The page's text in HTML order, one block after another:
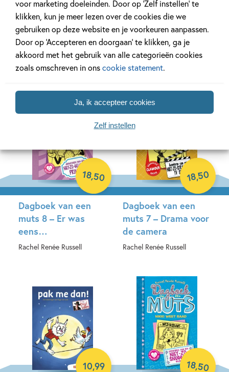
voor marketing doeleinden. Door op ‘Zelf instellen’ te
klikken, kun je meer lezen over de cookies die we
gebruiken op deze website en je voorkeuren aanpassen.
Door op ‘Accepteren en doorgaan’ te klikken, ga je
akkoord met het gebruik van alle categorieën cookies
zoals omschreven in onscookie statement.
Ja, ik accepteer cookies
Zelf instellen
muts 8,5 – Afblijven!
Dit dagboek is van
mij
Rachel Renée Russell
1 – De avonturen van
Kapitein Onderbroek
Dav Pilkey
Hardcover
Dagboek van een
muts 8 – Er was
eens…
Rachel Renée Russell
18,50
Dagboek van een
muts 7 – Drama voor
de camera
Rachel Renée Russell
18,50
10,99 18,50